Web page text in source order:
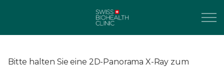
Bitte halten Sie eine 2D-Panorama X-Ray zum